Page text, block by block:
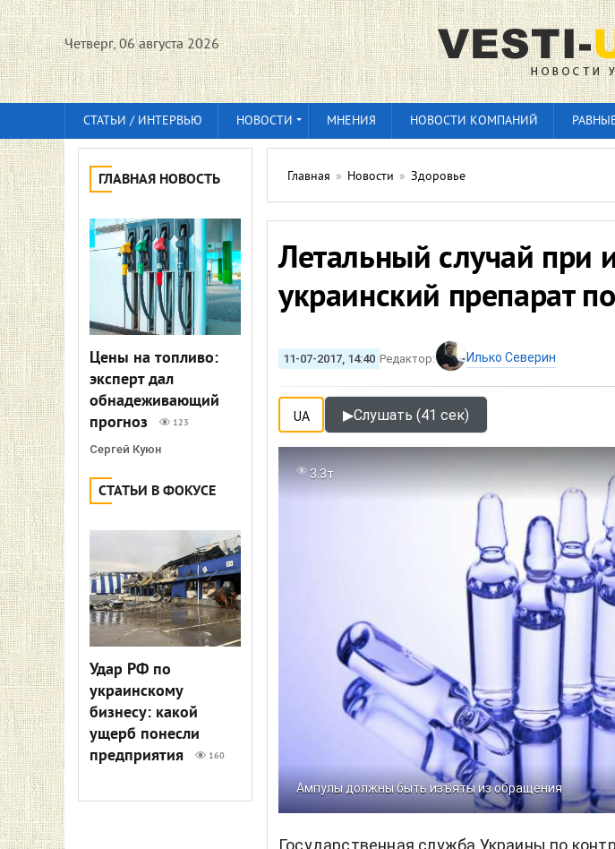
Четверг, 06 августа 2026
СТАТЬИ / ИНТЕРВЬЮ НОВОСТИ МНЕНИЯ НОВОСТИ КОМПАНИЙ
ГЛАВНАЯ НОВОСТЬ
Цены на топливо:
эксперт дал
обнадеживающий
прогноз
123
Сергей Куюн
СТАТЬИ В ФОКУСЕ
Удар РФ по
украинскому
бизнесу: какой
ущерб понесли
предприятия
160
Главная » Новости » Здоровье
Летальный случай при
украинский препарат
11-07-2017, 14:40 Редактор: Илько Северин
UA ▶Слушать (41 сек)
Ампулы должны быть изъяты из обращения
3.3т
Государственная служба Украины по